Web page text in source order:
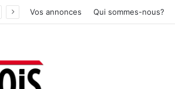
Vos annonces Qui sommes-nous?